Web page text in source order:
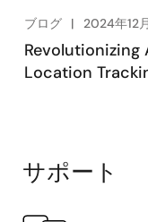
ブログ 2024年12
Revolutionizing
Location
サポート